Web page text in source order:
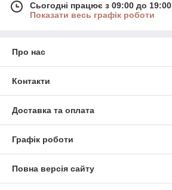
Сьогодні працює з 09:00 до 19:00
Показати весь графік роботи
Про нас
Контакти
Доставка та оплата
Графік роботи
Повна версія сайту